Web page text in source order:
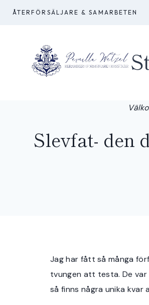
Skip
ÅTERFÖRSÄLJARE & SAMARBETEN
Slevfat- den
Jag har fått så många
tvungen att testa. De
så finns några unika